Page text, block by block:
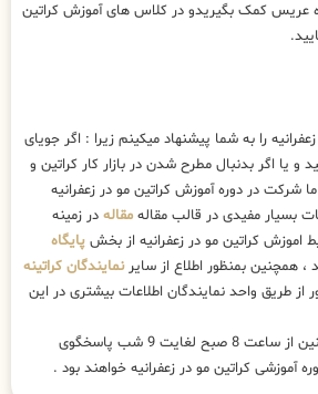
عریس کمک بگیریدو در کلاس های آموزش کراتین
را به شما پیشنهاد میکینم زیرا : اگر جویای
یا اگر بدنبال مطرح شدن در بازار کار کراتین و
شرکت در دوره آموزش کراتین مو در زعفرانیه
بسیار مفیدی در قالب مقاله مقاله در زمینه
اموزش کراتین مو در زعفرانیه از بخش پایگاه
همچنین بمنظور اطلاع از سایرنمایندگان کراتینه
از طریق واحد نمایندگان اطلاعات بیشتری در این
کارشناسان این مرکز همچنین از ساعت 8 صبح لغایت 9 شب پاسخگوی
کراتین مو در زعفرانیه خواهند بود .